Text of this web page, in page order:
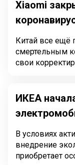
Xiaomi
Китай все ещё
смертельным
свои
ИКЕА
В условиях
внедрение
приобретает